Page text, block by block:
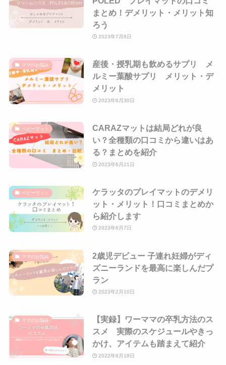
まとめ！デメリット・メリット知
ろう
2023年7月8日
ママのお悩み
産後・授乳期も飲めるサプリ メ
ルミー葉酸サプリ メリット・デ
メリット
2023年6月30日
ベビーマット
CARAZマットは結局どれが良
い？全種類の口コミから違いはあ
る？まとめを紹介
2023年6月21日
ベビーマット
ケラッタのプレイマットのデメリ
ット・メリット！口コミまとめか
ら紹介します
2023年6月7日
ママのお悩み
2歳児デビュー 子連れ妊婦がディ
ズニーランドを最高に楽しんだプ
ラン
2023年2月10日
ママのお悩み
【実録】ワーママの卒乳方法のス
スメ 実際のスケジュールやきっ
かけ、アイテムも踏まえて紹介
2022年6月18日